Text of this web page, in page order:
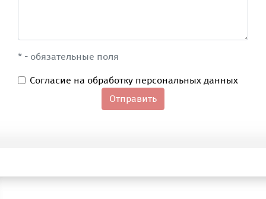
* - обязательные поля
Согласие на обработку персональных данных
Отправить